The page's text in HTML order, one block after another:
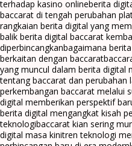
terhadap kasino onlineberita
baccarat di tengah perubahan
rangkaian berita digital yang
balik berita digital baccarat
diperbincangkanbagaimana
berkaitan dengan baccarat
yang muncul dalam berita digital
tentang baccarat dan perubahan
perkembangan baccarat melalui
digital memberikan perspektif
berita digital mengangkat kisah
teknologibaccarat kian sering
digital masa kinitren teknologi